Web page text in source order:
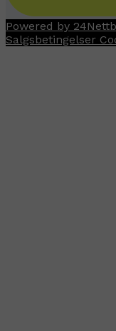
Powered by
Salgsbetingelser